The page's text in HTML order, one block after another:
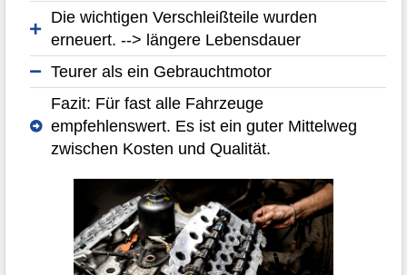
Die wichtigen Verschleißteile wurden
erneuert. --> längere Lebensdauer
Teurer als ein Gebrauchtmotor
Fazit: Für fast alle Fahrzeuge
empfehlenswert. Es ist ein guter Mittelweg
zwischen Kosten und Qualität.